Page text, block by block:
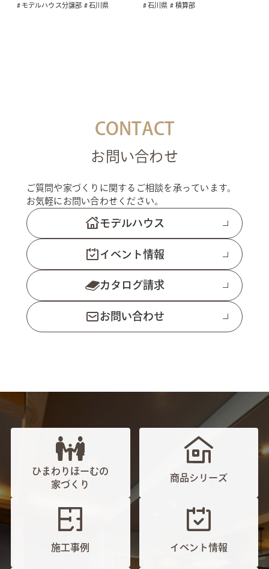
モデルハウス分譲部 石川県 石川県 積算部
CONTACT
お問い合わせ
ご質問や家づくりに関するご相談を承っています。
お気軽にお問い合わせください。
モデルハウス
イベント情報
カタログ請求
お問い合わせ
ひまわりほーむの
家づくり
商品シリーズ
施工事例 イベント情報